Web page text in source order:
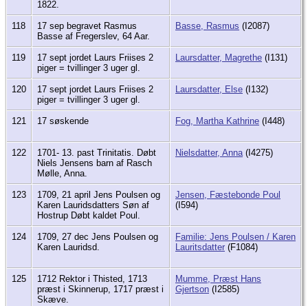
1822.
118
17 sep begravet Rasmus
Basse af Fregerslev, 64 Aar.
Basse, Rasmus (I2087)
119
17 sept jordet Laurs Friises 2
piger = tvillinger 3 uger gl.
Laursdatter, Magrethe (I131)
120
17 sept jordet Laurs Friises 2
piger = tvillinger 3 uger gl.
Laursdatter, Else (I132)
121 17 søskende Fog, Martha Kathrine (I448)
122
1701- 13. past Trinitatis. Døbt
Niels Jensens barn af Rasch
Mølle, Anna.
Nielsdatter, Anna(I4275)
123
1709, 21 april Jens Poulsen og
Karen Lauridsdatters Søn af
Hostrup Døbt kaldet Poul.
Jensen, Fæstebonde Poul
(I594)
124
1709, 27 dec Jens Poulsen og
Karen Lauridsd.
Familie: Jens Poulsen / Karen
Lauritsdatter (F1084)
125
1712 Rektor i Thisted, 1713
præst i Skinnerup, 1717 præst i
Skæve.
Mumme, Præst Hans
Gjertson (I2585)